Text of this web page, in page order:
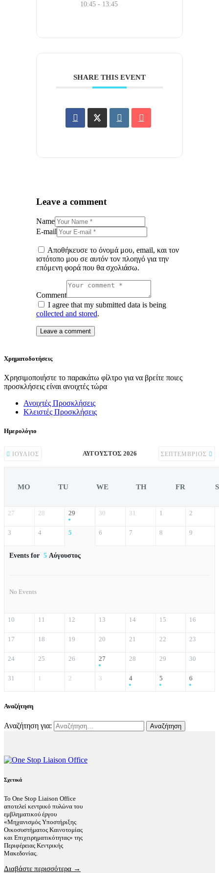
10:45 - 13:45
SHARE THIS EVENT
Leave a comment
Name
E-mail
Αποθήκευσε το όνομά μου, email, και τον
ιστότοπο μου σε αυτόν τον πλοηγό για την
επόμενη φορά που θα σχολιάσω.
Comment
I agree that my submitted data is being
collected and stored.
Χρηματοδοτήσεις
Χρησιμοποιήστε το παρακάτω φίλτρο για να βρείτε ποιες
προσκλήσεις είναι ανοιχτές τώρα
Ανοιχτές Προσκλήσεις
Κλειστές Προσκλήσεις
Ημερολόγιο
ΙΟΎΛΙΟΣ ΑΎΓΟΥΣΤΟΣ 2026 ΣΕΠΤΈΜΒΡΙΟΣ
MO TU WE TH FR
27 28 29 30 31 1 2
3 4 5 6 7 8 9
Events for 5 Αύγουστος
No Events
10 11 12 13 14 15 16
17 18 19 20 21 22 23
24 25 26 27 28 29 30
31 1 2 3 4 5 6
Αναζήτηση
Αναζήτηση για:
Σχετικά
Το One Stop Liaison Office
αποτελεί κεντρικό πυλώνα του
εμβληματικού έργου
«Μηχανισμός Υποστήριξης
Οικοσυστήματος Καινοτομίας
και Επιχειρηματικότητας» της
Περιφέρειας Κεντρικής
Μακεδονίας.
Διαβάστε περισσότερα →